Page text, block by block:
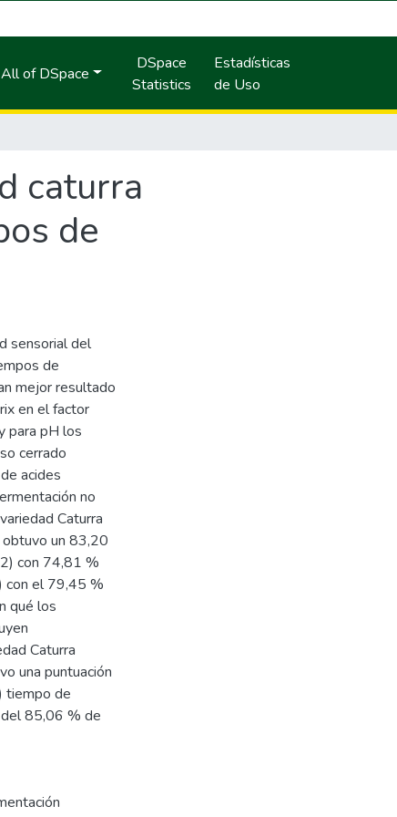
All of DSpace
DSpace
Statistics
Estadísticas
de Uso
caturra
de
sensorial del
de
mejor resultado
en el factor
para pH los
cerrado
acides
no
Caturra
un 83,20
con 74,81 %
con el 79,45 %
qué los
Caturra
una puntuación
tiempo de
85,06 % de